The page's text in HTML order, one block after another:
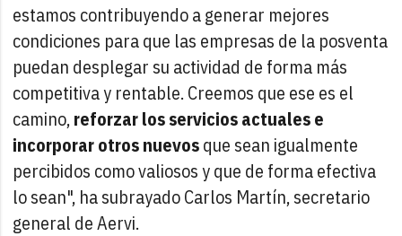
estamos contribuyendo a generar mejores
condiciones para que las empresas de la posventa
puedan desplegar su actividad de forma más
competitiva y rentable. Creemos que ese es el
camino,reforzar los servicios actuales e
incorporar otros nuevosque sean igualmente
percibidos como valiosos y que de forma efectiva
lo sean", ha subrayado Carlos Martín, secretario
general de Aervi.